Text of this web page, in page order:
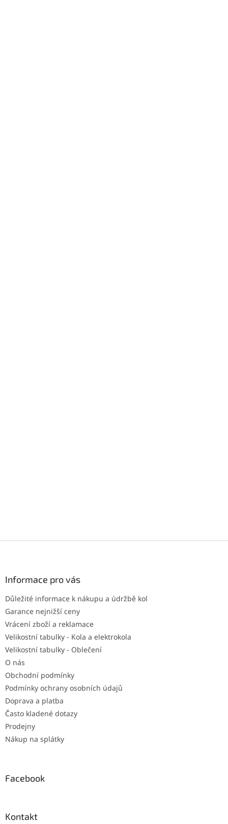
Informace pro vás
Důležité informace k nákupu a údržbě kol
Garance nejnižší ceny
Vrácení zboží a reklamace
Velikostní tabulky - Kola a elektrokola
Velikostní tabulky - Oblečení
O nás
Obchodní podmínky
Podmínky ochrany osobních údajů
Doprava a platba
Často kladené dotazy
Prodejny
Nákup na splátky
Facebook
Kontakt